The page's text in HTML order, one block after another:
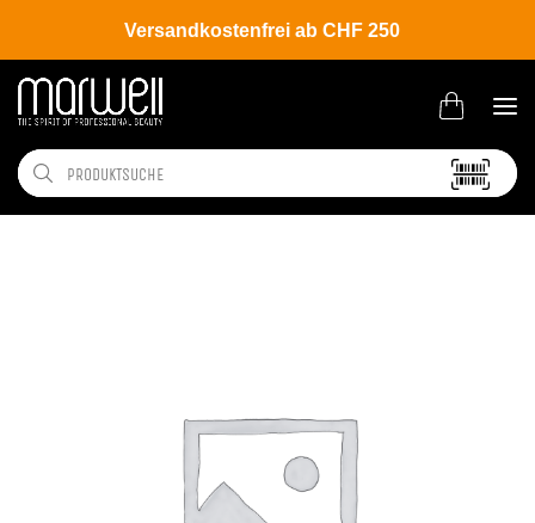
Versandkostenfrei ab CHF 250
Shop Hair Coloration Permanente Haarfarbe